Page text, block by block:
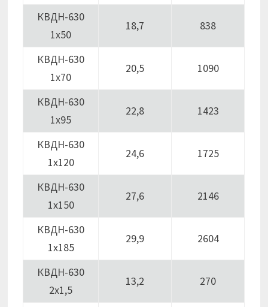
КВДН-630
1х50
18,7 838
КВДН-630
1х70
20,5 1090
КВДН-630
1х95
22,8 1423
КВДН-630
1х120
24,6 1725
КВДН-630
1х150
27,6 2146
КВДН-630
1х185
29,9 2604
КВДН-630
2х1,5
13,2 270